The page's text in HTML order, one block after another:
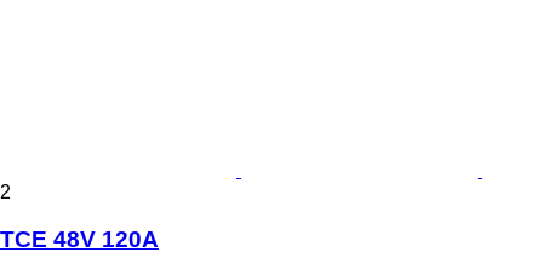
2
TCE 48V 120A